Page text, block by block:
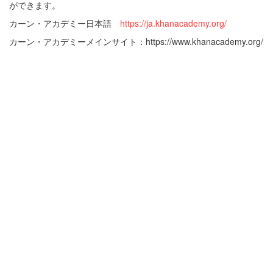
ができます。
カーン・アカデミー日本語 https://ja.khanacademy.org/
カーン・アカデミーメインサイト：https://www.khanacademy.org/